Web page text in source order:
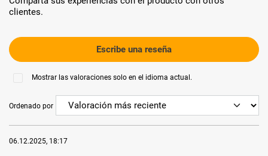
clientes.
Escribe una reseña
Mostrar las valoraciones solo en el idioma actual.
Ordenado por
06.12.2025, 18:17